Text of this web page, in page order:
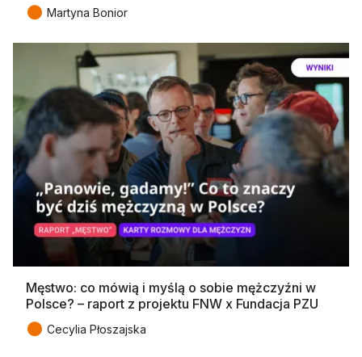
● Martyna Bonior
Męstwo: co mówią i myślą o sobie mężczyźni w
Polsce? – raport z projektu FNW x Fundacja PZU
● Cecylia Płoszajska